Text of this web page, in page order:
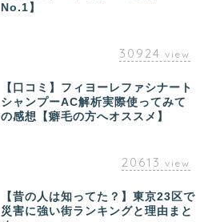
No.1】
30924 view
【口コミ】フィヨーレファシナート
シャンプーAC解析実際使ってみて
の感想【癖毛の方へオススメ】
20613 view
【昔の人は知ってた？】東京23区で
災害に強い街ランキングと理由まと